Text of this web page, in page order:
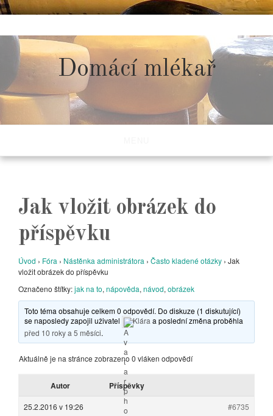
to
content
Domácí mlékař
Jak vložit obrázek do
příspěvku
Úvod › Fóra › Nástěnka administrátora › Často kladené otázky › Jak
vložit obrázek do příspěvku
Označeno štítky:jak na to, nápověda, návod, obrázek
Toto téma obsahuje celkem 0 odpovědí. Do diskuze (1 diskutující)
se naposledy zapojil uživatel
Klára a poslední změna proběhla
před 10 roky a 5 měsíci.
Aktuálně je na stránce zobrazeno 0 vláken odpovědí
Autor Příspěvky
25.2.2016 v 19:26 #6735